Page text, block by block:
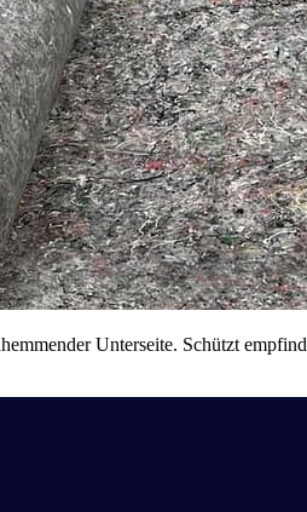
Unterseite. Schützt